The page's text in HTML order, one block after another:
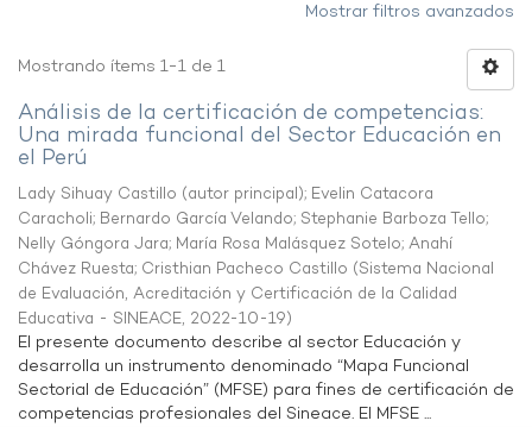
Mostrar filtros avanzados
Mostrando ítems 1-1 de 1
Análisis de la certificación de competencias:
Una mirada funcional del Sector Educación en
el Perú
Lady Sihuay Castillo (autor principal); Evelin Catacora
Caracholi; Bernardo García Velando; Stephanie Barboza Tello;
Nelly Góngora Jara; María Rosa Malásquez Sotelo; Anahí
Chávez Ruesta; Cristhian Pacheco Castillo (Sistema Nacional
de Evaluación, Acreditación y Certificación de la Calidad
Educativa - SINEACE, 2022-10-19)
El presente documento describe al sector Educación y
desarrolla un instrumento denominado “Mapa Funcional
Sectorial de Educación” (MFSE) para fines de certificación de
competencias profesionales del Sineace. El MFSE ...